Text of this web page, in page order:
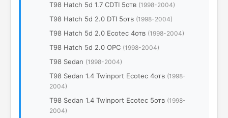
T98 Hatch 5d 1.7 CDTI 5отв (1998-2004)
T98 Hatch 5d 2.0 DTI 5отв (1998-2004)
T98 Hatch 5d 2.0 Ecotec 4отв (1998-2004)
T98 Hatch 5d 2.0 OPC (1998-2004)
T98 Sedan (1998-2004)
T98 Sedan 1.4 Twinport Ecotec 4отв (1998-
2004)
T98 Sedan 1.4 Twinport Ecotec 5отв (1998-
2004)